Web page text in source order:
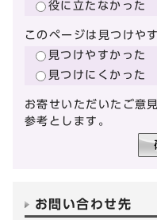
役に立たなかった
このページは見つけや
見つけやすかった
見つけにくかった
お寄せいただいたご意
参考とします。
お問い合わせ先